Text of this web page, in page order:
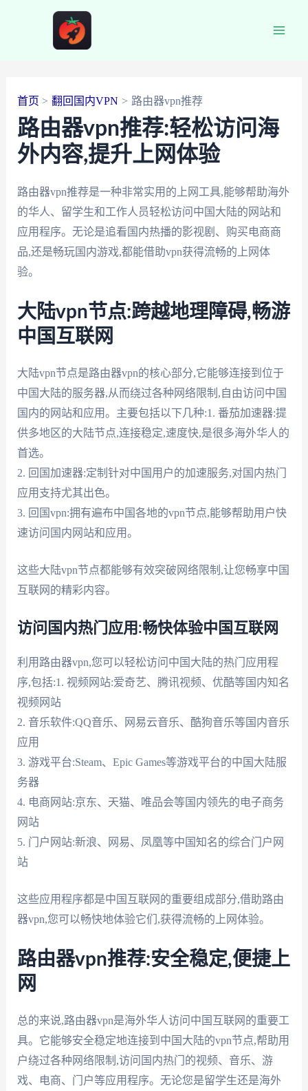
首页 翻回国内VPN 路由器vpn推荐
路由器vpn推荐:轻松访问海
外内容,提升上网体验
路由器vpn推荐是一种非常实用的上网工具,能够帮助海外
的华人、留学生和工作人员轻松访问中国大陆的网站和
应用程序。无论是追看国内热播的影视剧、购买电商商
品,还是畅玩国内游戏,都能借助vpn获得流畅的上网体
验。
大陆vpn节点:跨越地理障碍,畅游
中国互联网
大陆vpn节点是路由器vpn的核心部分,它能够连接到位于
中国大陆的服务器,从而绕过各种网络限制,自由访问中国
国内的网站和应用。主要包括以下几种:1. 番茄加速器:提
供多地区的大陆节点,连接稳定,速度快,是很多海外华人的
首选。
2. 回国加速器:定制针对中国用户的加速服务,对国内热门
应用支持尤其出色。
3. 回国vpn:拥有遍布中国各地的vpn节点,能够帮助用户快
速访问国内网站和应用。
这些大陆vpn节点都能够有效突破网络限制,让您畅享中国
互联网的精彩内容。
访问国内热门应用:畅快体验中国互联网
利用路由器vpn,您可以轻松访问中国大陆的热门应用程
序,包括:1. 视频网站:爱奇艺、腾讯视频、优酷等国内知名
视频网站
2. 音乐软件:QQ音乐、网易云音乐、酷狗音乐等国内音乐
应用
3. 游戏平台:Steam、Epic Games等游戏平台的中国大陆服
务器
4. 电商网站:京东、天猫、唯品会等国内领先的电子商务
网站
5. 门户网站:新浪、网易、凤凰等中国知名的综合门户网
站
这些应用程序都是中国互联网的重要组成部分,借助路由
器vpn,您可以畅快地体验它们,获得流畅的上网体验。
路由器vpn推荐:安全稳定,便捷上
网
总的来说,路由器vpn是海外华人访问中国互联网的重要工
具。它能够安全稳定地连接到中国大陆的vpn节点,帮助用
户绕过各种网络限制,访问国内热门的视频、音乐、游
戏、电商、门户等应用程序。无论您是留学生还是海外